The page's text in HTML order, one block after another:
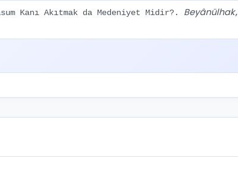
Kanı Akıtmak da Medeniyet Midir?. Beyânülhak,